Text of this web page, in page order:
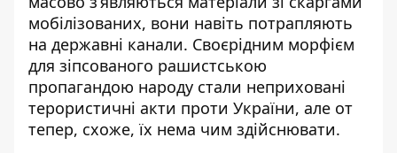
мобілізованих, вони навіть потрапляють
на державні канали. Своєрідним морфієм
для зіпсованого рашистською
пропагандою народу стали неприховані
терористичні акти проти України, але от
тепер, схоже, їх нема чим здійснювати.